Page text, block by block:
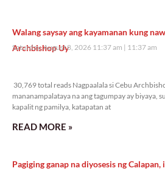
Walang saysay ang kayamanan kung
Archbishop Uy
Saturday, August 8, 2026 11:37 am 11:37 am
30,769 total reads Nagpaalala si Cebu
mananampalataya na ang tagumpay ay biyaya,
kapalit ng pamilya, katapatan at
READ MORE »
Pagiging ganap na diyosesis ng